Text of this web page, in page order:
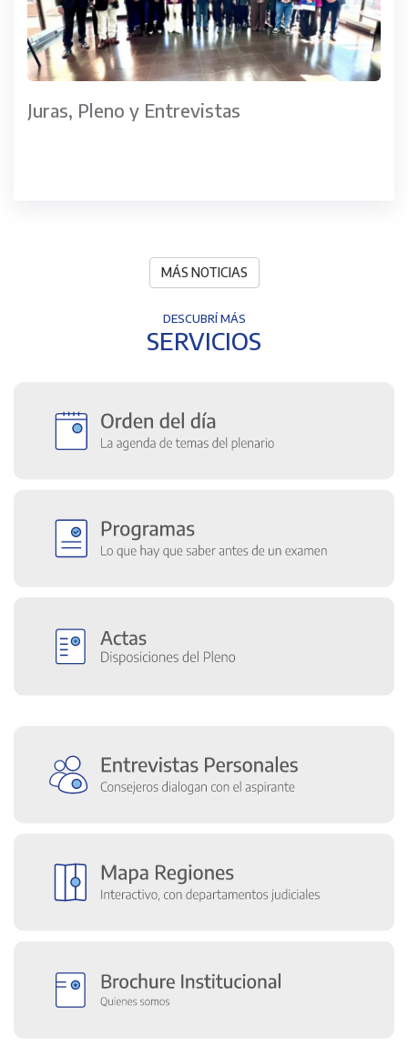
Juras, Pleno y Entrevistas
MÁS NOTICIAS
DESCUBRÍ MÁS
SERVICIOS